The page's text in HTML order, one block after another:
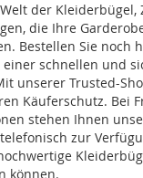
der
die Ihre
Bestellen Sie noch
schnellen und
unserer Trusted-
Käuferschutz. Bei
stehen Ihnen
zur
können.